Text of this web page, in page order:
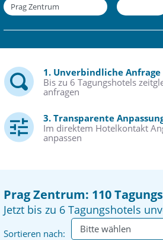
1. Unverbindliche Anfrage
Bis zu 6 Tagungshotels
anfragen
3. Transparente
Im direktem Hotelkontakt
anpassen
Prag Zentrum: 110
Jetzt bis zu 6 Tagungshotels
Sortieren nach: